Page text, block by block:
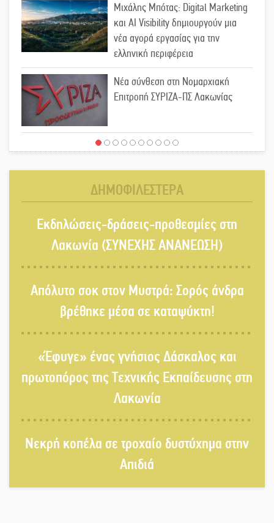
Μιχάλης Μπότας: Digital Marketing
και AI Visibility δημιουργούν μια
νέα αγορά εργασίας για την
ελληνική περιφέρεια
Νέα σύνθεση στη Νομαρχιακή
Επιτροπή ΣΥΡΙΖΑ-ΠΣ Λακωνίας
«Χάθηκε ένας από τους απλούς,
ανθρώπινο»
Χωρίς «διακοπές» η ΕΛΑΣ: Σάρωσε
Πελοπόννησο και Λακωνία
«Έφυγε» ένας γνήσιος Δάσκαλος
και πρωτοπόρος της Τεχνικής
Εκπαίδευσης στη Λακωνία
«Κλειστά» ανοιχτά προαύλια στον
Δ. Σπάρτης;
παράδοση
ΔΗΜΟΦΙΛΕΣΤΕΡΑ
Εκδηλώσεις-δράσεις-προθεσμίες στη
Λακωνία (ΣΥΝΕΧΗΣ ΑΝΑΝΕΩΣΗ)
Απόλυτο σοκ στον Μυστρά: Σορός άνδρα
βρέθηκε μέσα σε καταψύκτη!
«Έφυγε» ένας γνήσιος Δάσκαλος και
πρωτοπόρος της Τεχνικής Εκπαίδευσης στη
Λακωνία
Νεκρή κοπέλα σε τροχαίο δυστύχημα στην
Απιδιά